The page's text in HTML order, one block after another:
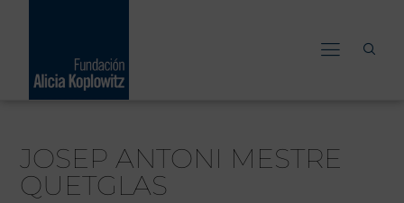
JOSEP ANTONI MESTRE
QUETGLAS